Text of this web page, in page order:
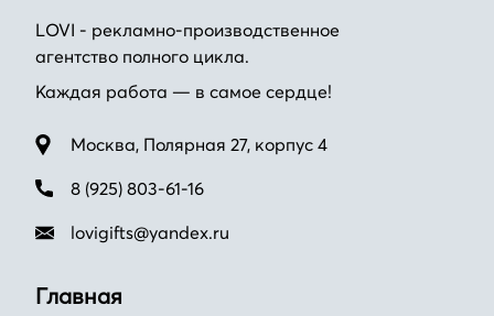
LOVI - рекламно-производственное
агентство полного цикла.
Каждая работа — в самое сердце!
Москва, Полярная 27, корпус 4
8 (925) 803-61-16
lovigifts@yandex.ru
Главная